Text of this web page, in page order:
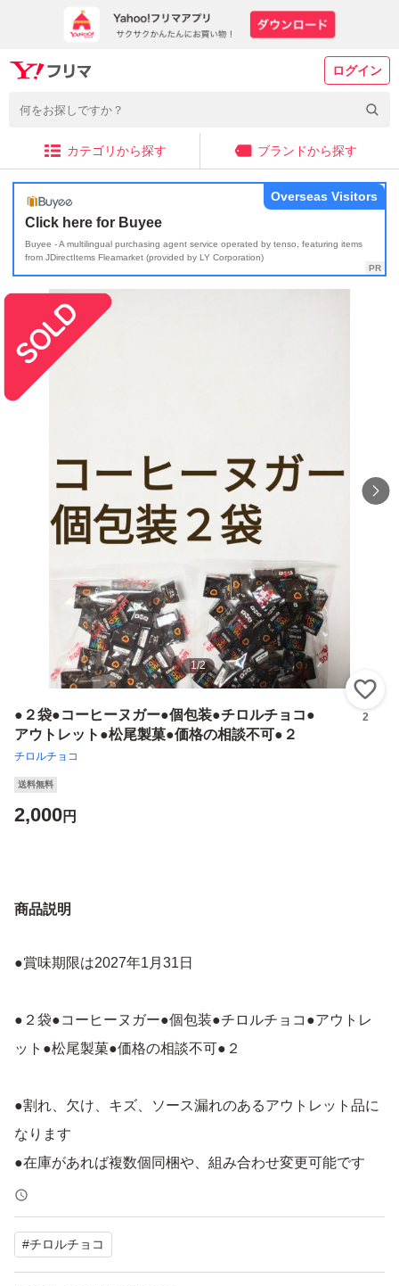
ログイン
カテゴリから探す ブランドから探す
Click here for Buyee
Buyee - A multilingual purchasing agent service operated by tenso, featuring items
from JDirectItems Fleamarket (provided by LY Corporation)
Overseas Visitors
1/2
●２袋●コーヒーヌガー●個包装●チロルチョコ●
アウトレット●松尾製菓●価格の相談不可●２
チロルチョコ
2
送料無料
2,000円
商品説明
●賞味期限は2027年1月31日
●２袋●コーヒーヌガー●個包装●チロルチョコ●アウトレ
ット●松尾製菓●価格の相談不可●２
●割れ、欠け、キズ、ソース漏れのあるアウトレット品に
なります
●在庫があれば複数個同梱や、組み合わせ変更可能です
商品や発送方法の変更により、価格が変わる場合がありま
すので、ご購入前にお問い合わせ下さい
●発送はゆうパケットポストを予定しています
#チロルチョコ